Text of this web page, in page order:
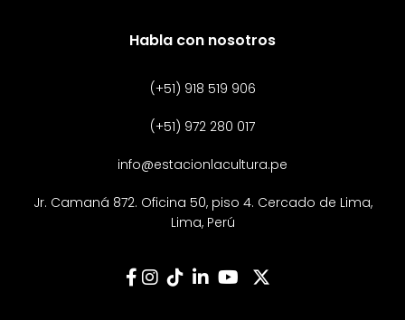
Habla con nosotros
(+51) 918 519 906
(+51) 972 280 017
info@estacionlacultura.pe
Jr. Camaná 872. Oficina 50, piso 4. Cercado de Lima,
Lima, Perú